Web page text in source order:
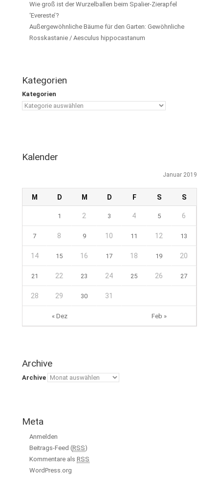
Wie groß ist der Wurzelballen beim Spalier-Zierapfel
‘Evereste’?
Außergewöhnliche Bäume für den Garten: Gewöhnliche
Rosskastanie / Aesculus hippocastanum
Kategorien
Kategorien
Kalender
Januar 2019
M D M D F S S
« Dez Feb »
1 2 3 4 5 6
7 8 9 10 11 12 13
14 15 16 17 18 19 20
21 22 23 24 25 26 27
28 29 30 31
Archive
Archive
Meta
Anmelden
Beitrags-Feed (RSS)
Kommentare als RSS
WordPress.org